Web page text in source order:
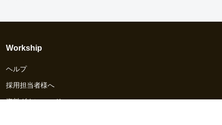
Workship
ヘルプ
採用担当者様へ
資料ダウンロード